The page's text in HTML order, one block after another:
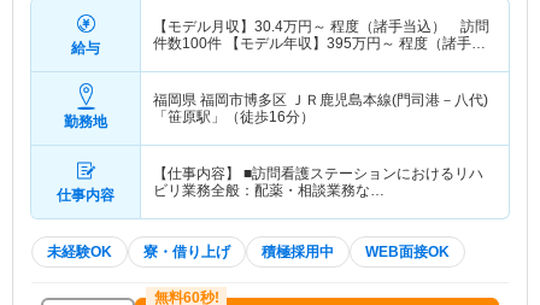
給与
【モデル月収】 30.4万円～ 程度（諸手当込） 訪問
件数100件 【モデル年収】 395万円～ 程度（諸手当
勤務地
福岡県 福岡市博多区 ＪＲ鹿児島本線(門司港－八代)
「笹原駅」（徒歩16分）
仕事内容
【仕事内容】 ■訪問看護ステーションにおけるリハ
ビリ業務全般：配薬・相談業務な…
未経験OK 寮・借り上げ 積極採用中 WEB面接OK